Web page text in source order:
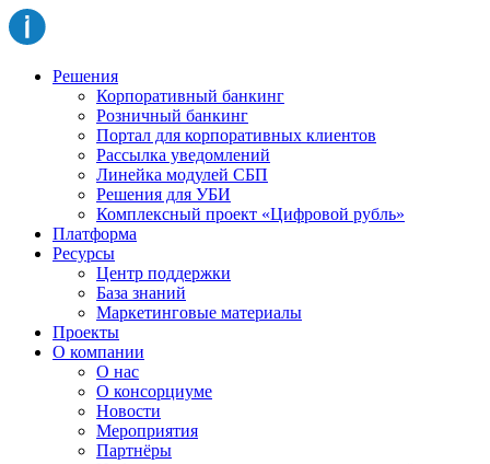
Решения
Корпоративный банкинг
Розничный банкинг
Портал для корпоративных клиентов
Рассылка уведомлений
Линейка модулей СБП
Решения для УБИ
Комплексный проект «Цифровой рубль»
Платформа
Ресурсы
Центр поддержки
База знаний
Маркетинговые материалы
Проекты
О компании
О нас
О консорциуме
Новости
Мероприятия
Партнёры